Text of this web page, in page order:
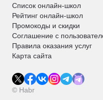
Список онлайн-школ
Рейтинг онлайн-школ
Промокоды и скидки
Соглашение с
Правила оказания услуг
Карта сайта
© Habr